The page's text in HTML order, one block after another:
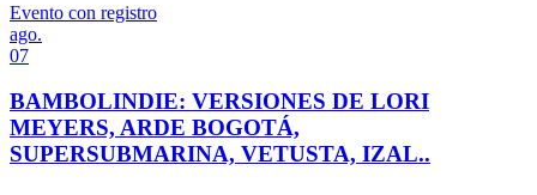
Evento con registro
ago.
07
BAMBOLINDIE: VERSIONES DE LORI
MEYERS, ARDE BOGOTÁ,
SUPERSUBMARINA, VETUSTA, IZAL..